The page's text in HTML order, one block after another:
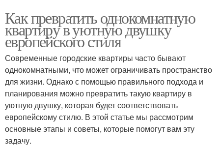
Как превратить однокомнатную
квартиру в уютную двушку
европейского стиля
Современные городские квартиры часто бывают
однокомнатными, что может ограничивать пространство
для жизни. Однако с помощью правильного подхода и
планирования можно превратить такую квартиру в
уютную двушку, которая будет соответствовать
европейскому стилю. В этой статье мы рассмотрим
основные этапы и советы, которые помогут вам эту
задачу.